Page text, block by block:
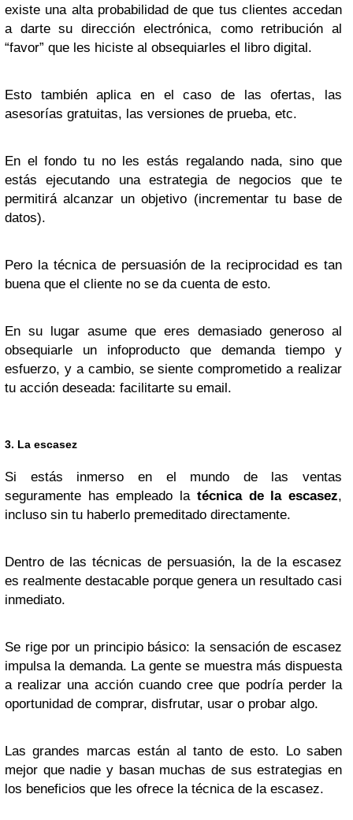
existe una alta probabilidad de que tus clientes accedan
a darte su dirección electrónica, como retribución al
“favor” que les hiciste al obsequiarles el libro digital.
Esto también aplica en el caso de las ofertas, las
asesorías gratuitas, las versiones de prueba, etc.
En el fondo tu no les estás regalando nada, sino que
estás ejecutando una estrategia de negocios que te
permitirá alcanzar un objetivo (incrementar tu base de
datos).
Pero la técnica de persuasión de la reciprocidad es tan
buena que el cliente no se da cuenta de esto.
En su lugar asume que eres demasiado generoso al
obsequiarle un infoproducto que demanda tiempo y
esfuerzo, y a cambio, se siente comprometido a realizar
tu acción deseada: facilitarte su email.
3. La escasez
Si estás inmerso en el mundo de las ventas
seguramente has empleado la técnica de la escasez,
incluso sin tu haberlo premeditado directamente.
Dentro de las técnicas de persuasión, la de la escasez
es realmente destacable porque genera un resultado casi
inmediato.
Se rige por un principio básico: la sensación de escasez
impulsa la demanda. La gente se muestra más dispuesta
a realizar una acción cuando cree que podría perder la
oportunidad de comprar, disfrutar, usar o probar algo.
Las grandes marcas están al tanto de esto. Lo saben
mejor que nadie y basan muchas de sus estrategias en
los beneficios que les ofrece la técnica de la escasez.